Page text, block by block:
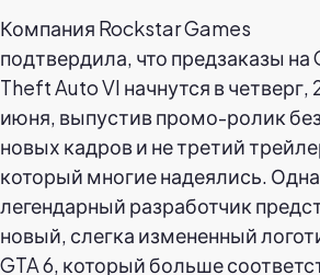
Компания Rockstar Games
подтвердила, что предзаказы на
Theft Auto VI начнутся в четверг,
июня, выпустив промо-ролик без
новых кадров и не третий
который многие надеялись.
легендарный разработчик
новый, слегка измененный
GTA 6, который больше